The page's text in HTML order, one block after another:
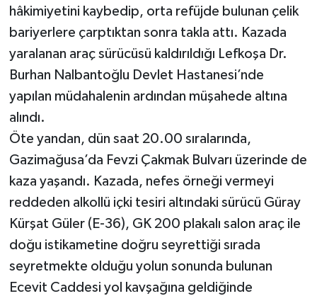
hâkimiyetini kaybedip, orta refüjde bulunan çelik
bariyerlere çarptıktan sonra takla attı. Kazada
yaralanan araç sürücüsü kaldırıldığı Lefkoşa Dr.
Burhan Nalbantoğlu Devlet Hastanesi’nde
yapılan müdahalenin ardından müşahede altına
alındı.
Öte yandan, dün saat 20.00 sıralarında,
Gazimağusa’da Fevzi Çakmak Bulvarı üzerinde de
kaza yaşandı. Kazada, nefes örneği vermeyi
reddeden alkollü içki tesiri altındaki sürücü Güray
Kürşat Güler (E-36), GK 200 plakalı salon araç ile
doğu istikametine doğru seyrettiği sırada
seyretmekte olduğu yolun sonunda bulunan
Ecevit Caddesi yol kavşağına geldiğinde